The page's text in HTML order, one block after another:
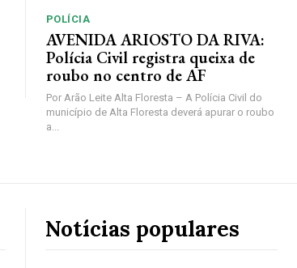
POLÍCIA
AVENIDA ARIOSTO DA RIVA:
Polícia Civil registra queixa de
roubo no centro de AF
Por Arão Leite Alta Floresta – A Polícia Civil do
município de Alta Floresta deverá apurar o roubo
a...
Notícias populares